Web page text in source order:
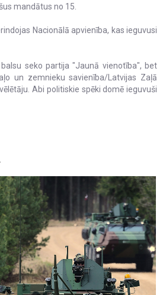
mandātus no 15.
Nacionālā apvienība, kas ieguvusi
seko partija "Jaunā vienotība", bet
un zemnieku savienība/Latvijas Zaļā
Abi politiskie spēki domē ieguvuši